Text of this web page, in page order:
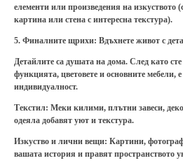
елементи или произведения на изкуството
картина или стена с интересна текстура).
5. Финалните щрихи: Вдъхнете живот с
Детайлите са душата на дома. След като
функцията, цветовете и основните мебели,
индивидуалност.
Текстил: Меки килими, плътни завеси,
одеяла добавят уют и текстура.
Изкуство и лични вещи: Картини,
вашата история и правят пространството